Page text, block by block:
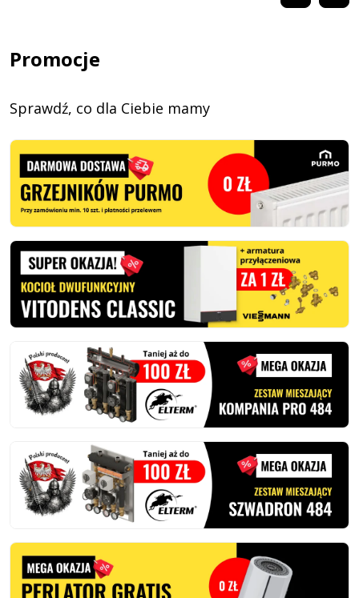
Promocje
Sprawdź, co dla Ciebie mamy